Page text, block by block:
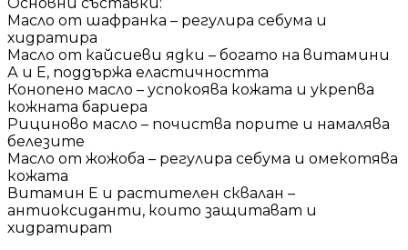
Основни съставки:
Масло от шафранка – регулира себума и
хидратира
Масло от кайсиеви ядки – богато на витамини
А и Е, поддържа еластичността
Конопено масло – успокоява кожата и укрепва
кожната бариера
Рициново масло – почиства порите и намалява
белезите
Масло от жожоба – регулира себума и омекотява
кожата
Витамин Е и растителен сквалан –
антиоксиданти, които защитават и
хидратират